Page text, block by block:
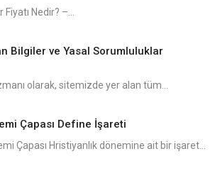
Fiyatı Nedir? –...
Bilgiler ve Yasal Sorumluluklar
olarak, sitemizde yer alan tüm...
Çapası Define İşareti
Çapası Hristiyanlık dönemine ait bir işaret...